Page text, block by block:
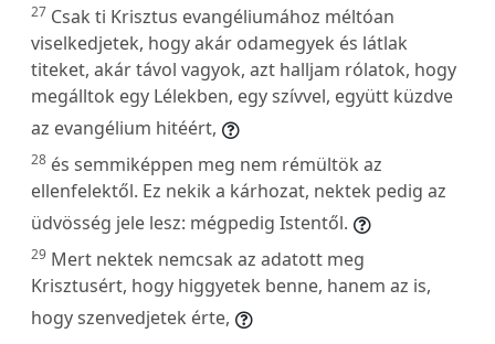
27 Csak ti Krisztus evangéliumához méltóan
viselkedjetek, hogy akár odamegyek és látlak
titeket, akár távol vagyok, azt halljam rólatok, hogy
megálltok egy Lélekben, egy szívvel, együtt küzdve
az evangélium hitéért,
28 és semmiképpen meg nem rémültök az
ellenfelektől. Ez nekik a kárhozat, nektek pedig az
üdvösség jele lesz: mégpedig Istentől.
29 Mert nektek nemcsak az adatott meg
Krisztusért, hogy higgyetek benne, hanem az is,
hogy szenvedjetek érte,